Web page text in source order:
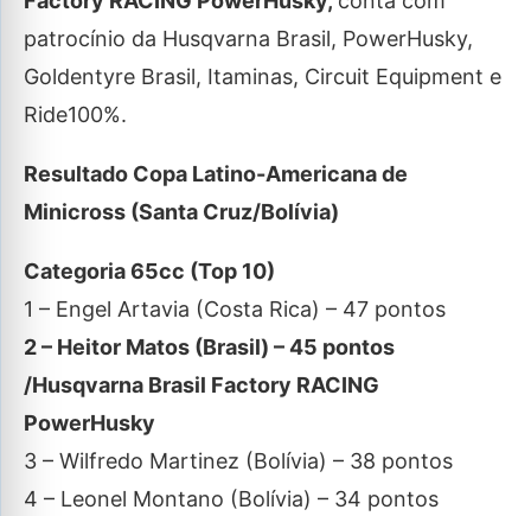
patrocínio da Husqvarna Brasil, PowerHusky,
Goldentyre Brasil, Itaminas, Circuit Equipment e
Ride100%.
Resultado Copa Latino-Americana de
Minicross (Santa Cruz/Bolívia)
Categoria 65cc (Top 10)
1 – Engel Artavia (Costa Rica) – 47 pontos
2 – Heitor Matos (Brasil) – 45 pontos
/Husqvarna Brasil Factory RACING
PowerHusky
3 – Wilfredo Martinez (Bolívia) – 38 pontos
4 – Leonel Montano (Bolívia) – 34 pontos